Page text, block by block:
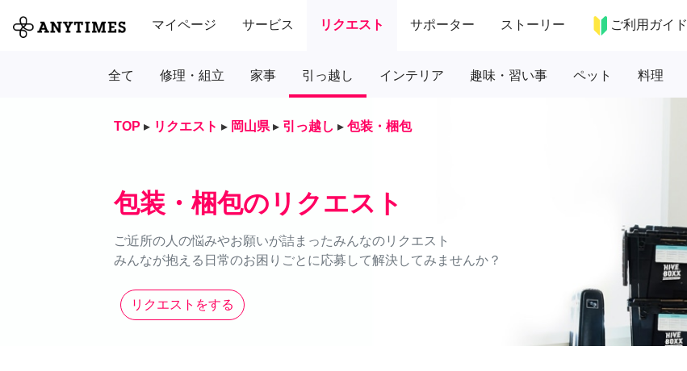
マイページ サービス リクエスト サポーター ストーリー ご利用ガイド
全て 修理・組立 家事 引っ越し インテリア 趣味・習い事 ペット 料理
TOP ▸ リクエスト ▸ 岡山県 ▸ 引っ越し ▸ 包装・梱包
包装・梱包のリクエスト
ご近所の人の悩みやお願いが詰まったみんなのリクエスト
みんなが抱える日常のお困りごとに応募して解決してみませんか？
リクエストをする